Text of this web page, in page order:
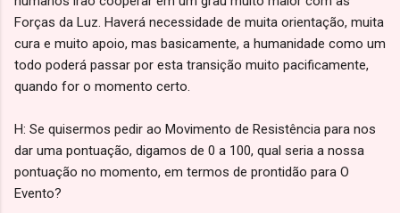
Forças da Luz. Haverá necessidade de muita orientação, muita
cura e muito apoio, mas basicamente, a humanidade como um
todo poderá passar por esta transição muito pacificamente,
quando for o momento certo.
H: Se quisermos pedir ao Movimento de Resistência para nos
dar uma pontuação, digamos de 0 a 100, qual seria a nossa
pontuação no momento, em termos de prontidão para O
Evento?